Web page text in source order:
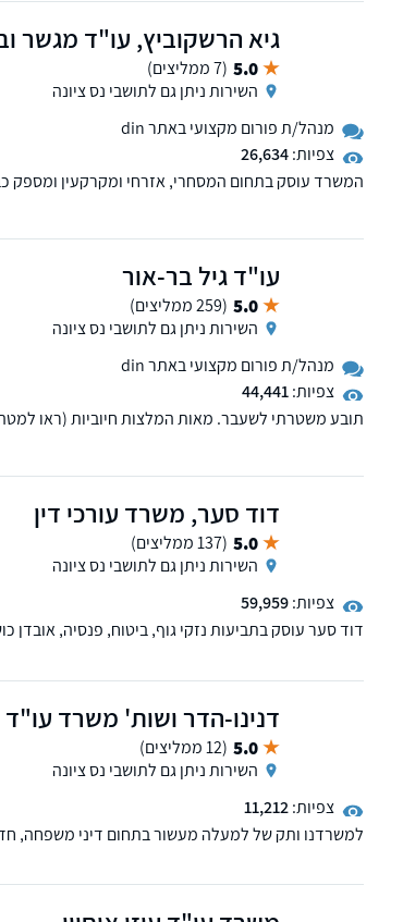
גיא הרשקוביץ, עו"ד מגשר
5.0 (7 ממליצים)
השירות ניתן גם לתושבי נס ציונה
מנהל/ת פורום מקצועי באתר din
צפיות:26,634
עו"ד גיל בר-אור
5.0 (259 ממליצים)
השירות ניתן גם לתושבי נס ציונה
מנהל/ת פורום מקצועי באתר din
צפיות:44,441
דוד סער, משרד עורכי דין
5.0 (137 ממליצים)
השירות ניתן גם לתושבי נס ציונה
צפיות:59,959
דוד סער עוסק בתביעות נזקי גוף, ביטוח, פנסיה, אובדן
דנינו-הדר ושות' משרד עו"ד
5.0 (12 ממליצים)
השירות ניתן גם לתושבי נס ציונה
צפיות:11,212
למשרדנו ותק של למעלה מעשור בתחום דיני משפחה,